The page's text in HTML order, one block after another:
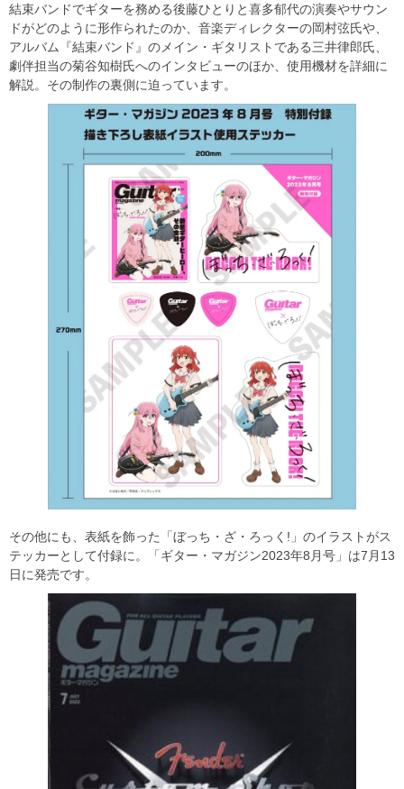
結束バンドでギターを務める後藤ひとりと喜多郁代の演奏やサウン
ドがどのように形作られたのか、音楽ディレクターの岡村弦氏や、
アルバム『結束バンド』のメイン・ギタリストである三井律郎氏、
劇伴担当の菊谷知樹氏へのインタビューのほか、使用機材を詳細に
解説。その制作の裏側に迫っています。
その他にも、表紙を飾った「ぼっち・ざ・ろっく!」のイラストがス
テッカーとして付録に。「ギター・マガジン2023年8月号」は7月13
日に発売です。